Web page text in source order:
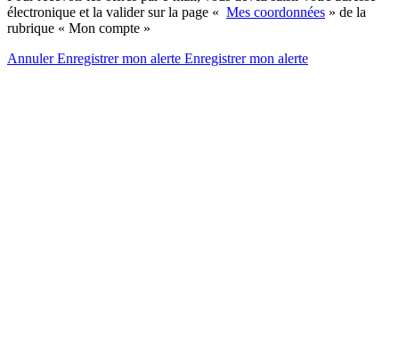
électronique et la valider sur la page « Mes coordonnées » de la
rubrique « Mon compte »
AnnulerEnregistrer mon alerte Enregistrermon alerte